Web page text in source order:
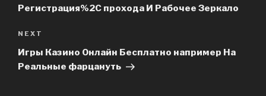
Регистрация%2C прохода И Рабочее Зеркало
Next
Post
NEXT
Игры Казино Онлайн Бесплатно например На
Реальные фарцануть